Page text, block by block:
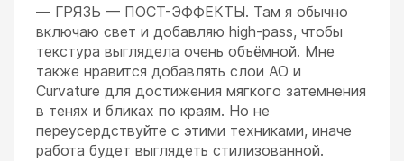
— ГРЯЗЬ — ПОСТ-ЭФФЕКТЫ. Там я обычно
включаю свет и добавляю high-pass, чтобы
текстура выглядела очень объёмной. Мне
также нравится добавлять слои AO и
Curvature для достижения мягкого затемнения
в тенях и бликах по краям. Но не
переусердствуйте с этими техниками, иначе
работа будет выглядеть стилизованной.